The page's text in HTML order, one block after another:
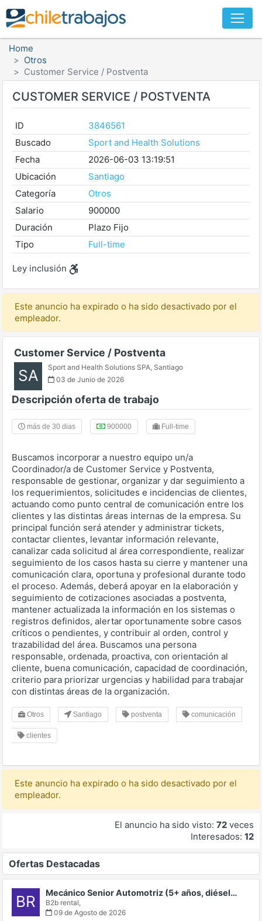
Home
Otros
Customer Service / Postventa
CUSTOMER SERVICE / POSTVENTA
ID
3846561
Buscado
Sport and Health Solutions
Fecha
2026-06-03 13:19:51
Ubicación
Santiago
Categoría
Otros
Salario
900000
Duración
Plazo Fijo
Tipo
Full-time
Ley inclusión
Este anuncio ha expirado o ha sido desactivado por el
empleador.
Customer Service / Postventa
SA Sport and Health Solutions SPA, Santiago
03 de Junio de 2026
Descripción oferta de trabajo
más de 30 dias 900000 Full-time
Buscamos incorporar a nuestro equipo un/a
Coordinador/a de Customer Service y Postventa,
responsable de gestionar, organizar y dar seguimiento a
los requerimientos, solicitudes e incidencias de clientes,
actuando como punto central de comunicación entre los
clientes y las distintas áreas internas de la empresa. Su
principal función será atender y administrar tickets,
contactar clientes, levantar información relevante,
canalizar cada solicitud al área correspondiente, realizar
seguimiento de los casos hasta su cierre y mantener una
comunicación clara, oportuna y profesional durante todo
el proceso. Además, deberá apoyar en la elaboración y
seguimiento de cotizaciones asociadas a postventa,
mantener actualizada la información en los sistemas o
registros definidos, alertar oportunamente sobre casos
críticos o pendientes, y contribuir al orden, control y
trazabilidad del área. Buscamos una persona
responsable, ordenada, proactiva, con orientación al
cliente, buena comunicación, capacidad de coordinación,
criterio para priorizar urgencias y habilidad para trabajar
con distintas áreas de la organización.
Otros Santiago postventa comunicación
clientes
Este anuncio ha expirado o ha sido desactivado por el
empleador.
El anuncio ha sido visto: 72 veces
Interesados: 12
Ofertas Destacadas
BR Mecánico Senior Automotriz (5+ años, diésel…
B2b rental,
09 de Agosto de 2026